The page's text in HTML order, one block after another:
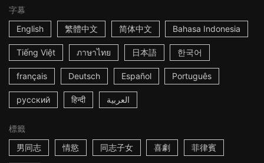
字幕
English
繁體中文 简体中文 Bahasa Indonesia
Tiếng Việt ภาษาไทย 日本語 한국어
français Deutsch Español Português
русский हिन्दी العربية
標籤
男同志
情慾 同志子女 喜劇 菲律賓